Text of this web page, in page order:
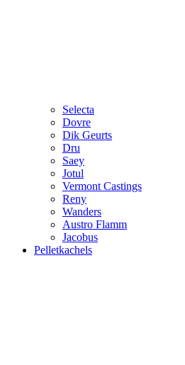
Selecta
Dovre
Dik Geurts
Dru
Saey
Jotul
Vermont Castings
Reny
Wanders
Austro Flamm
Jacobus
Pelletkachels